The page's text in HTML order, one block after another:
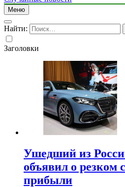
Меню
Найти:
Заголовки
Ушедший из
объявил о резком
прибыли